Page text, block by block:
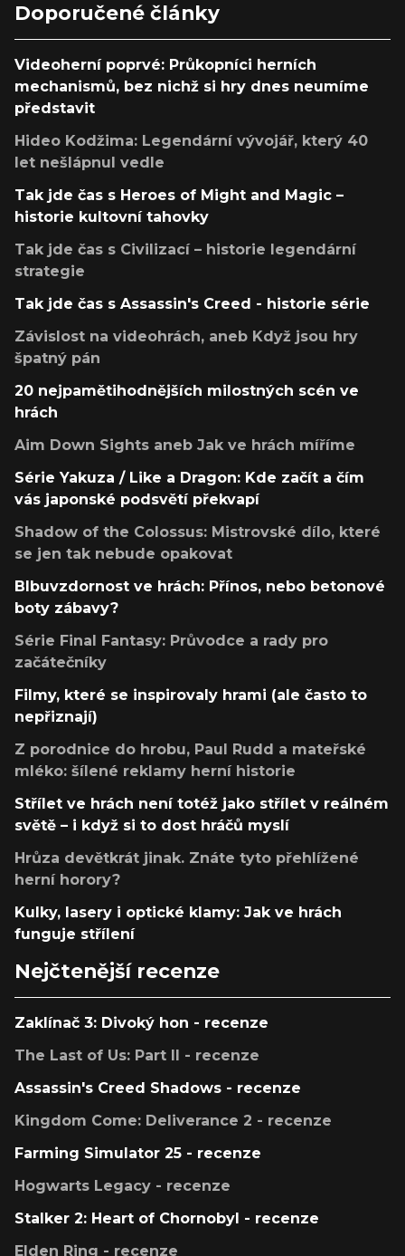
Doporučené články
Videoherní poprvé: Průkopníci herních
mechanismů, bez nichž si hry dnes neumíme
představit
Hideo Kodžima: Legendární vývojář, který 40
let nešlápnul vedle
Tak jde čas s Heroes of Might and Magic –
historie kultovní tahovky
Tak jde čas s Civilizací – historie legendární
strategie
Tak jde čas s Assassin's Creed - historie série
Závislost na videohrách, aneb Když jsou hry
špatný pán
20 nejpamětihodnějších milostných scén ve
hrách
Aim Down Sights aneb Jak ve hrách míříme
Série Yakuza / Like a Dragon: Kde začít a čím
vás japonské podsvětí překvapí
Shadow of the Colossus: Mistrovské dílo, které
se jen tak nebude opakovat
Blbuvzdornost ve hrách: Přínos, nebo betonové
boty zábavy?
Série Final Fantasy: Průvodce a rady pro
začátečníky
Filmy, které se inspirovaly hrami (ale často to
nepřiznají)
Z porodnice do hrobu, Paul Rudd a mateřské
mléko: šílené reklamy herní historie
Střílet ve hrách není totéž jako střílet v reálném
světě – i když si to dost hráčů myslí
Hrůza devětkrát jinak. Znáte tyto přehlížené
herní horory?
Kulky, lasery i optické klamy: Jak ve hrách
funguje střílení
Nejčtenější recenze
Zaklínač 3: Divoký hon - recenze
The Last of Us: Part II - recenze
Assassin's Creed Shadows - recenze
Kingdom Come: Deliverance 2 - recenze
Farming Simulator 25 - recenze
Hogwarts Legacy - recenze
Stalker 2: Heart of Chornobyl - recenze
Elden Ring - recenze